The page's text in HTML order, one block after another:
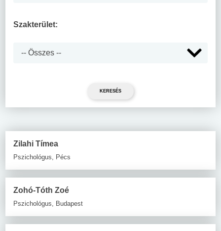
Szakterület:
Zilahi Tímea
Pszichológus, Pécs
Zohó-Tóth Zoé
Pszichológus, Budapest